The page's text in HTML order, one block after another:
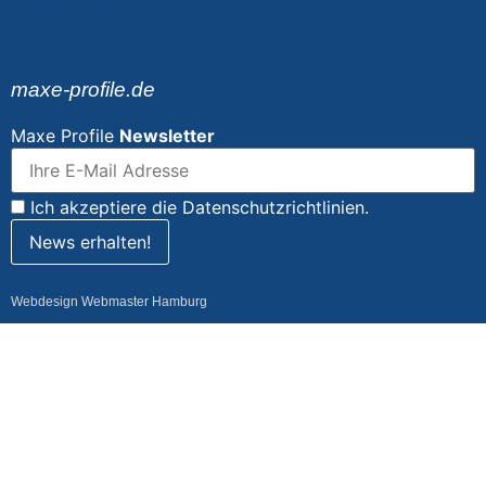
maxe-profile.de
Maxe Profile Newsletter
Ich akzeptiere die Datenschutzrichtlinien.
Webdesign Webmaster Hamburg